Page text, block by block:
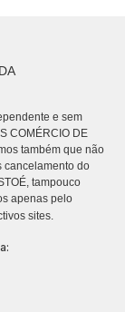
e sem
COMÉRCIO DE
também que não
cancelamento do
tampouco
apenas pelo
sites.